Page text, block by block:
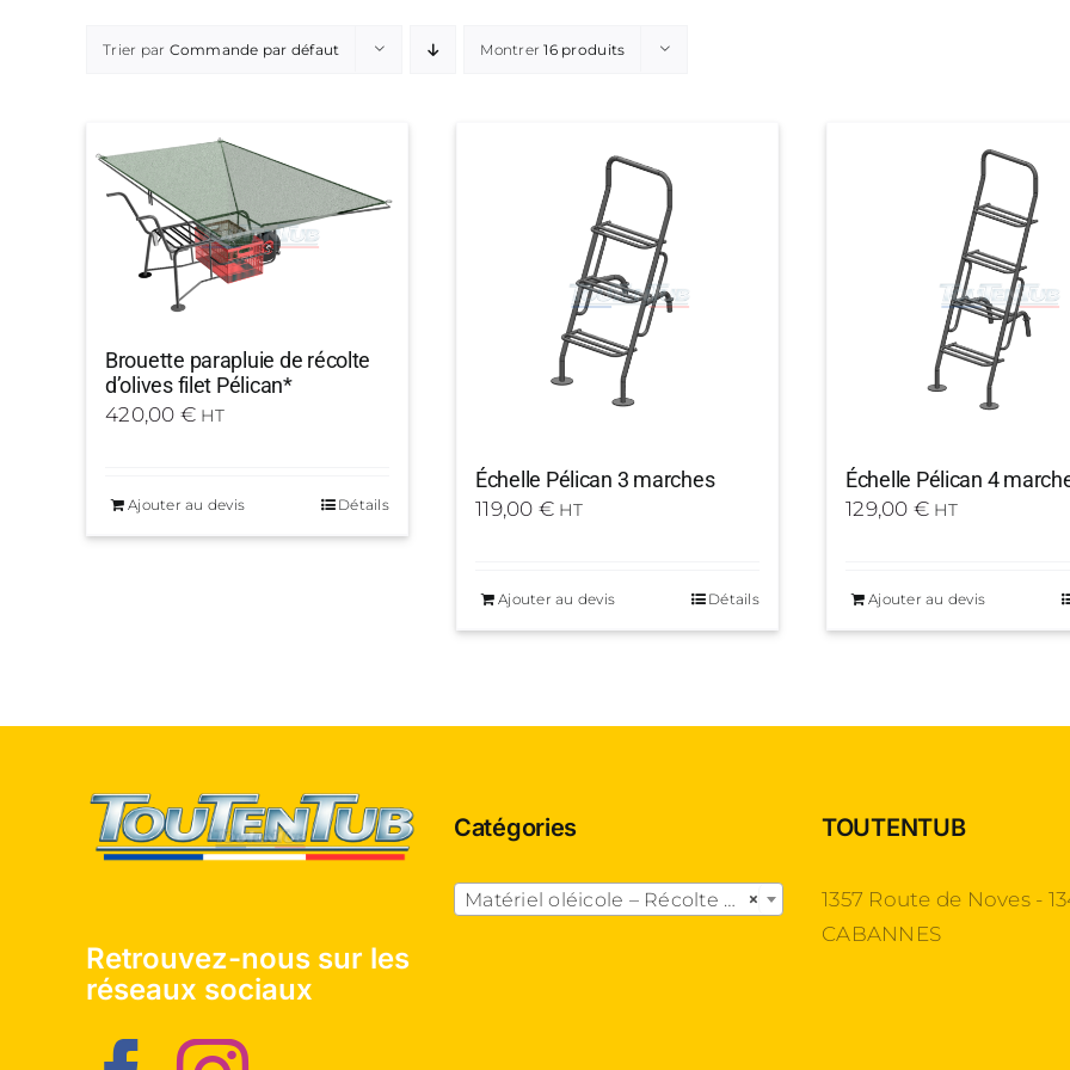
Trier par Commande par défaut Montrer16 produits
Brouette parapluie de récolte
d’olives filet Pélican*
420,00 € HT
Ajouter au devis Détails
Échelle Pélican 3 marches
119,00 € HT
Ajouter au devis Détails
Échelle Pélican 4
129,00 € HT
Ajouter au devis
Retrouvez-nous sur les
réseaux sociaux
Catégories
×
Matériel oléicole – Récolte des olives
TOUTENTUB
1357 Route de Noves -
CABANNES